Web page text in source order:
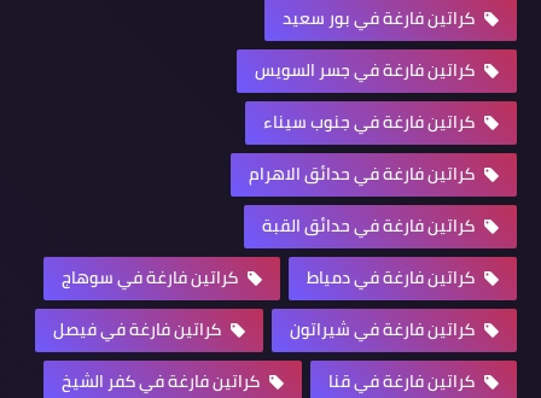
كراتين فارغة في بور سعيد
كراتين فارغة في جسر السويس
كراتين فارغة في جنوب سيناء
كراتين فارغة في حدائق الاهرام
كراتين فارغة في حدائق القبة
كراتين فارغة في دمياط
كراتين فارغة في سوهاج
كراتين فارغة في شيراتون
كراتين فارغة في فيصل
كراتين فارغة في قنا
كراتين فارغة في كفر الشيخ